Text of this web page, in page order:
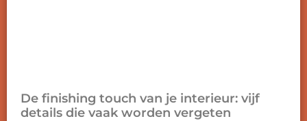
De finishing touch van je interieur: vijf
details die vaak worden vergeten